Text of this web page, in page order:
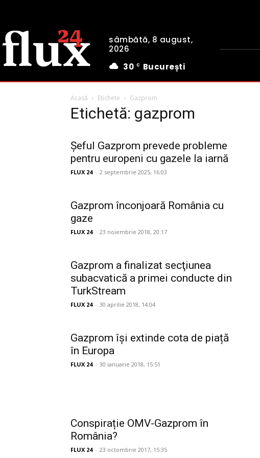
sâmbătă, 8 august,
2026
30 C București
Acasă Etichete Gazprom
Etichetă: gazprom
Șeful Gazprom prevede probleme
pentru europeni cu gazele la iarnă
FLUX 24 - 2 septembrie 2025, 16:03
Gazprom înconjoară România cu
gaze
FLUX 24 - 23 noiembrie 2018, 20:17
Gazprom a finalizat secţiunea
subacvatică a primei conducte din
TurkStream
FLUX 24 - 30 aprilie 2018, 14:04
Gazprom își extinde cota de piață
în Europa
FLUX 24 - 30 ianuarie 2018, 15:51
Conspirație OMV-Gazprom în
România?
FLUX 24 - 23 octombrie 2017, 15:35